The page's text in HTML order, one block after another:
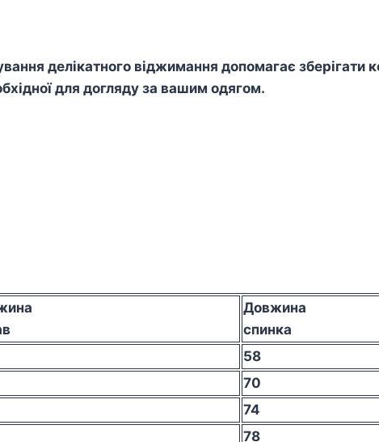
делікатного віджимання допомагає зберігати
для догляду за вашим одягом.
Довжина
спинка
58
70
74
78